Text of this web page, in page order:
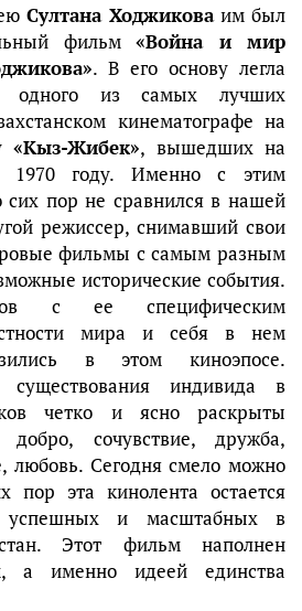
Султана Ходжиковаим был
фильм«Война и мир
. В его основу легла
одного из самых лучших
кинематографе на
«Кыз-Жибек», вышедших на
1970 году. Именно с этим
сих пор не сравнился в нашей
режиссер, снимавший свои
фильмы с самым разным
исторические события.
с ее специфическим
мира и себя в нем
в этом киноэпосе.
индивида в
четко и ясно раскрыты
добро, сочувствие, дружба,
любовь. Сегодня смело можно
пор эта кинолента остается
и масштабных в
Этот фильм наполнен
а именно идеей единства